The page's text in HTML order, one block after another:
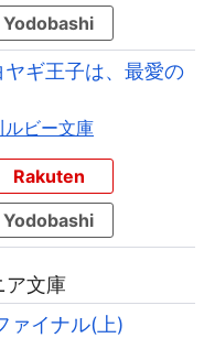
Yodobashi
ギ王子は、最愛の
ルビー文庫
Rakuten
Yodobashi
ア文庫
ァイナル(上)